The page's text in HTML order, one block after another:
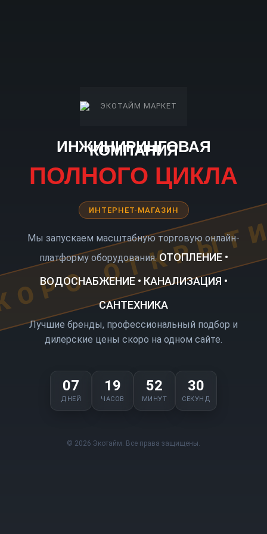
ИНЖИНИРИНГОВАЯ
КОМПАНИЯ
ПОЛНОГО ЦИКЛА
ИНТЕРНЕТ-МАГАЗИН
Мы запускаем масштабную торговую онлайн-
платформу оборудования. ОТОПЛЕНИЕ •
ВОДОСНАБЖЕНИЕ • КАНАЛИЗАЦИЯ •
САНТЕХНИКА
Лучшие бренды, профессиональный подбор и
дилерские цены скоро на одном сайте.
07
ДНЕЙ
19
ЧАСОВ
52
МИНУТ
30
СЕКУНД
© 2026 Экотайм. Все права защищены.